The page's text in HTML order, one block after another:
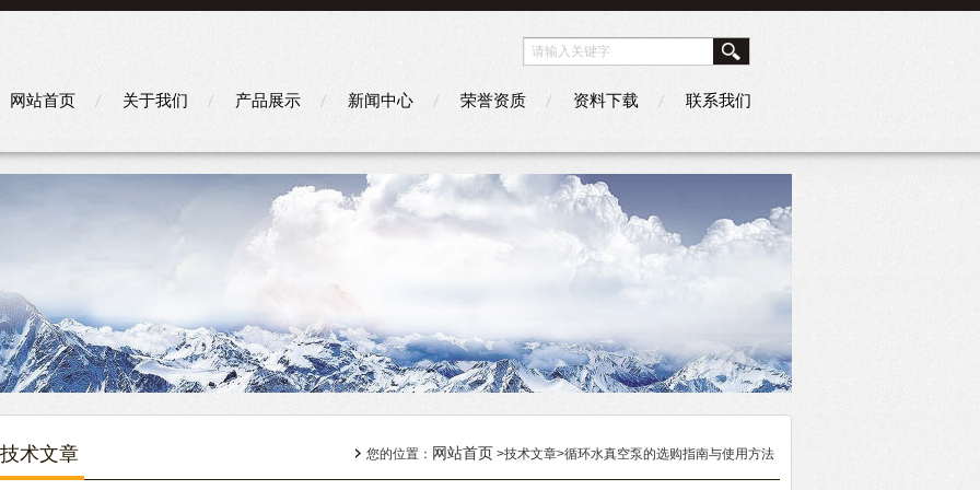
网站首页 关于我们 产品展示 新闻中心 荣誉资质 资料下载 联系我们
技术文章 您的位置： 网站首页 >技术文章>循环水真空泵的选购指南与使用方法